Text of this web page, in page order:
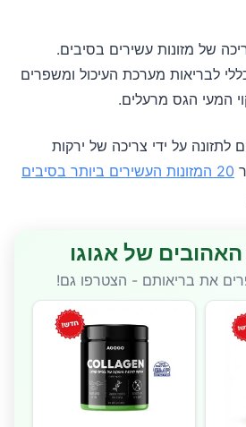
של מזונות עשירים בסיבים.
לבריאות מערכת העיכול ומשפרים
המעי הגס מרעלים.
לתזונה על ידי צריכה של ירקות
20 המזונות העשירים ביותר בסיבים
של אגוגו
את בריאותם - הצטרפו גם!